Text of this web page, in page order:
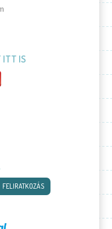
ITT IS
FELIRATKOZÁS